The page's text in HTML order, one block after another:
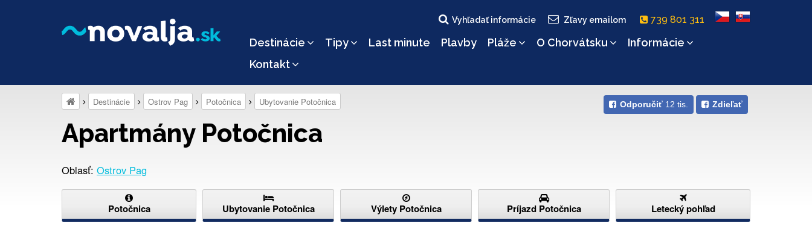
Vyhľadať informácie Zľavy emailom 739 801 311
Destinácie Tipy Last minute Plavby Pláže O Chorvátsku
Informácie
Kontakt
Odporučiť 12 tis. Zdieľať
Destinácie Ostrov Pag Potočnica Ubytovanie Potočnica
Apartmány Potočnica
Oblasť: Ostrov Pag
Potočnica Ubytovanie Potočnica Výlety Potočnica Príjazd Potočnica Letecký pohľad